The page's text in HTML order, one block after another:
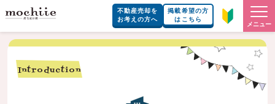
不動産売却を
お考えの方へ
掲載希望の方
はこちら
メニュー
Introduction